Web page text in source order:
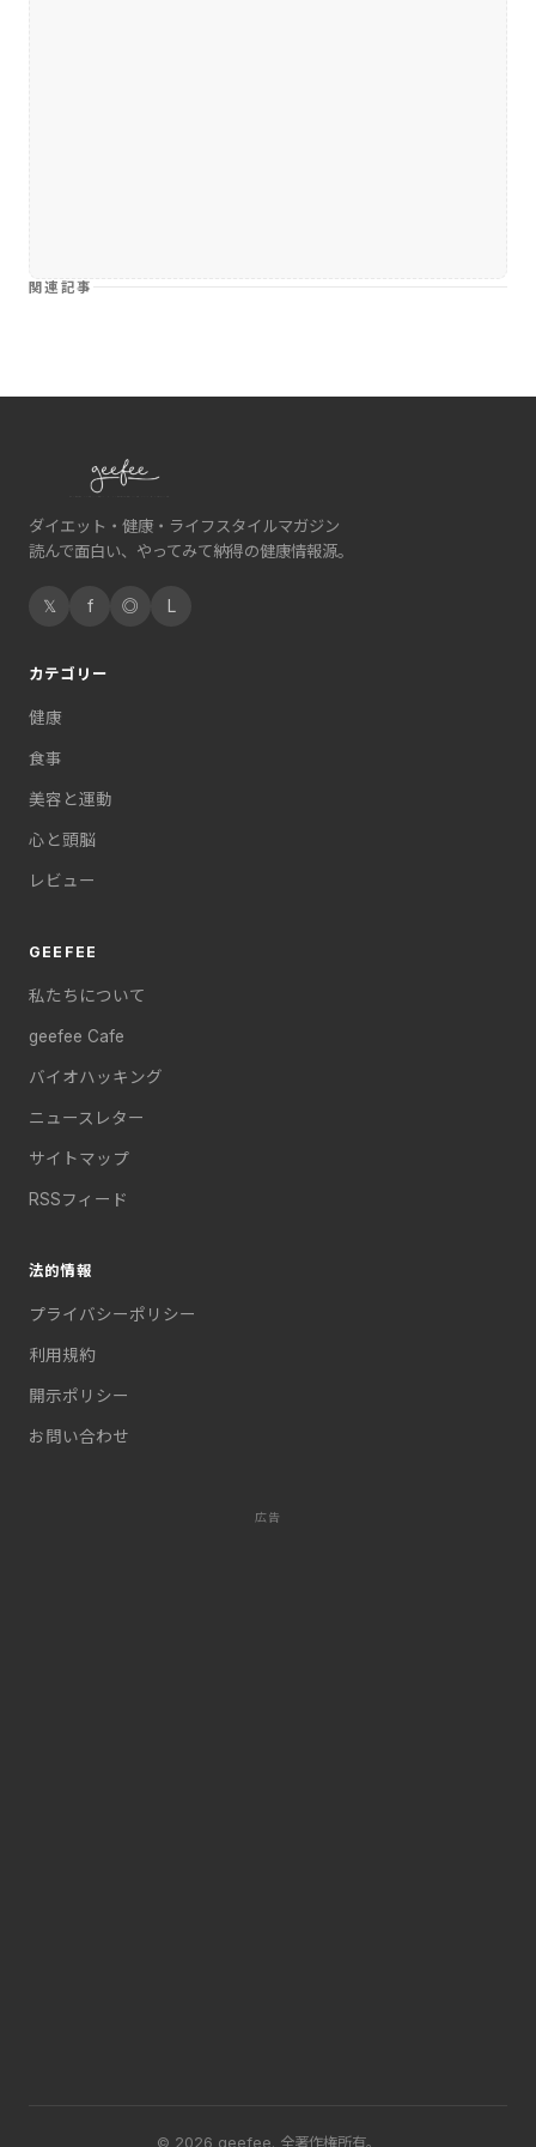
関連記事
ダイエット・健康・ライフスタイルマガジン
読んで面白い、やってみて納得の健康情報源。
𝕏 f ◎ L
カテゴリー
健康
食事
美容と運動
心と頭脳
レビュー
GEEFEE
私たちについて
geefee Cafe
バイオハッキング
ニュースレター
サイトマップ
RSSフィード
法的情報
プライバシーポリシー
利用規約
開示ポリシー
お問い合わせ
広告
© 2026 geefee. 全著作権所有。